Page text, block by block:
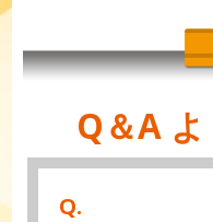
Q＆A
Q.